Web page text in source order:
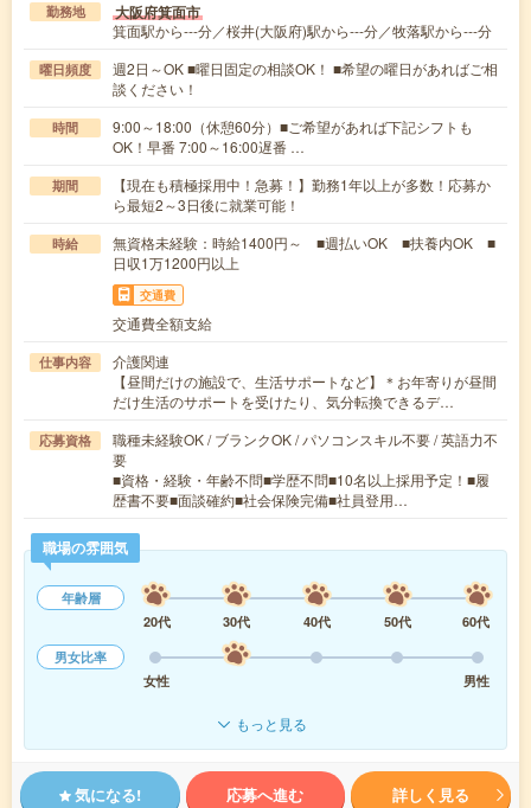
勤務地 大阪府箕面市
箕面駅から---分／桜井(大阪府)駅から---分／牧落駅から---分
曜日頻度
週2日～OK ■曜日固定の相談OK！ ■希望の曜日があればご相
談ください！
時間
9:00～18:00（休憩60分）■ご希望があれば下記シフトも
OK！早番 7:00～16:00遅番 …
期間
【現在も積極採用中！急募！】勤務1年以上が多数！応募か
ら最短2～3日後に就業可能！
時給
無資格未経験：時給1400円～ ■週払いOK ■扶養内OK ■
日収1万1200円以上
交通費
交通費全額支給
仕事内容
介護関連
【昼間だけの施設で、生活サポートなど】＊お年寄りが昼間
だけ生活のサポートを受けたり、気分転換できるデ…
応募資格
職種未経験OK / ブランクOK / パソコンスキル不要 / 英語力不
要
■資格・経験・年齢不問■学歴不問■10名以上採用予定！■履
歴書不要■面談確約■社会保険完備■社員登用…
職場の雰囲気
年齢層
20代
30代 40代 50代
60代
男女比率
女性
男性
もっと見る
気になる! 応募へ進む 詳しく見る